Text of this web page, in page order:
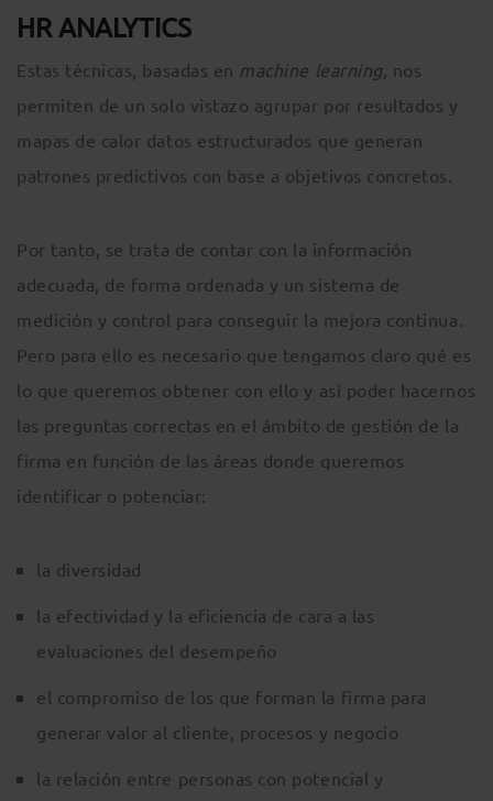
HR ANALYTICS
Estas técnicas, basadas en machine learning, nos
permiten de un solo vistazo agrupar por resultados y
mapas de calor datos estructurados que generan
patrones predictivos con base a objetivos concretos.
Por tanto, se trata de contar con la información
adecuada, de forma ordenada y un sistema de
medición y control para conseguir la mejora continua.
Pero para ello es necesario que tengamos claro qué es
lo que queremos obtener con ello y así poder hacernos
las preguntas correctas en el ámbito de gestión de la
firma en función de las áreas donde queremos
identificar o potenciar:
la diversidad
la efectividad y la eficiencia de cara a las
evaluaciones del desempeño
el compromiso de los que forman la firma para
generar valor al cliente, procesos y negocio
la relación entre personas con potencial y